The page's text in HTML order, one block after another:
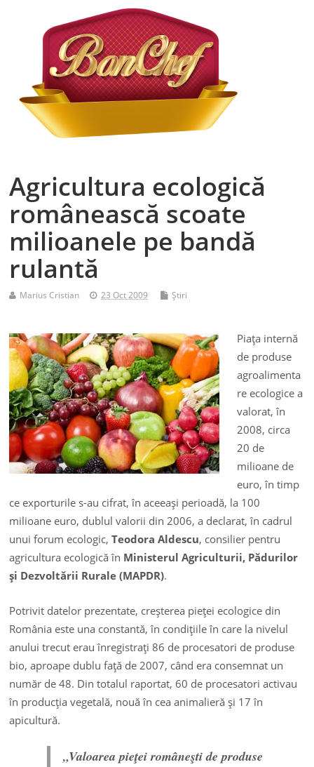
Agricultura ecologică
românească scoate
milioanele pe bandă
rulantă
Marius Cristian 23 Oct 2009 Ştiri
Piaţa internă
de produse
agroalimenta
re ecologice a
valorat, în
2008, circa
20 de
milioane de
euro, în timp
ce exporturile s-au cifrat, în aceeaşi perioadă, la 100
milioane euro, dublul valorii din 2006, a declarat, în cadrul
unui forum ecologic,Teodora Aldescu, consilier pentru
agricultura ecologică în Ministerul Agriculturii, Pădurilor
şi Dezvoltării Rurale (MAPDR).
Potrivit datelor prezentate, creşterea pieţei ecologice din
România este una constantă, în condiţiile în care la nivelul
anului trecut erau înregistraţi 86 de procesatori de produse
bio, aproape dublu faţă de 2007, când era consemnat un
număr de 48. Din totalul raportat, 60 de procesatori activau
în producţia vegetală, nouă în cea animalieră şi 17 în
apicultură.
„Valoarea pieţei româneşti de produse